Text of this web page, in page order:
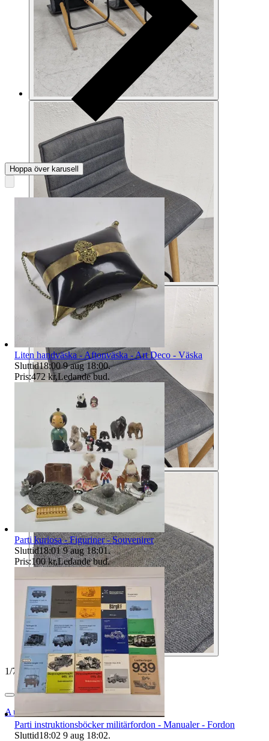
1/7
Auktionsbyra
Hoppa över karusell
Liten handväska - Aftonväska - Art Deco - Väska
Sluttid18:00 9 aug 18:00.
Pris:472 kr,Ledande bud.
Parti kuriosa - Figuriner - Souvenirer
Sluttid18:01 9 aug 18:01.
Pris:100 kr,Ledande bud.
Parti instruktionsböcker militärfordon - Manualer - Fordon
Sluttid18:02 9 aug 18:02.